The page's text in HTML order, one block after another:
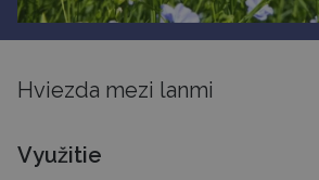
Hviezda mezi lanmi
Využitie